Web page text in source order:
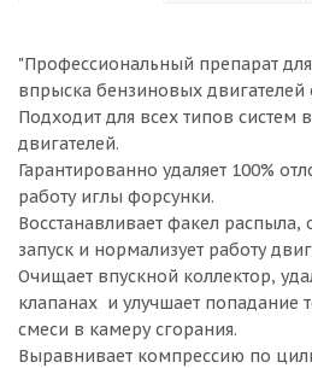
"Профессиональный препарат
впрыска бензиновых двигателей
Подходит для всех типов систем
двигателей.
Гарантированно удаляет 100%
работу иглы форсунки.
Восстанавливает факел распыла,
запуск и нормализует работу
Очищает впускной коллектор,
клапанах и улучшает попадание
смеси в камеру сгорания.
Выравнивает компрессию по